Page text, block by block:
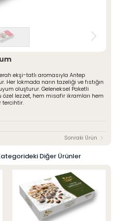
ekşi-tatlı aromasıyla Antep
Her lokmada narın tazeliği ve fıstığın
oluşturur. Geleneksel Paketli
lezzet, hem misafir ikramları hem
tercihtir.
Sonraki Ürün
Diğer Ürünler